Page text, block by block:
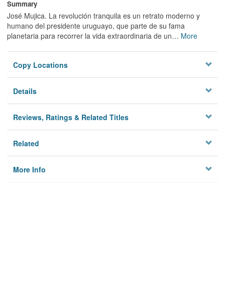
Summary
José Mujica. La revolución tranquila es un retrato moderno y
humano del presidente uruguayo, que parte de su fama
planetaria para recorrer la vida extraordinaria de un… More
Copy Locations
Details
Reviews, Ratings & Related Titles
Related
More Info